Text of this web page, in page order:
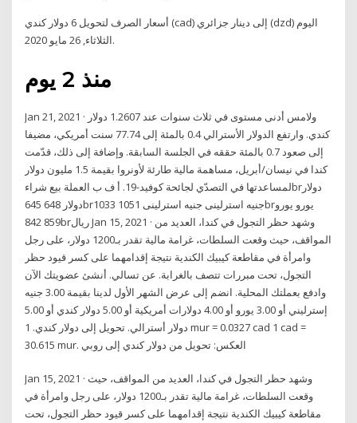
أسعار الصرف لتحويل 6 دولار كندي (cad) إلى دينار جزائري (dzd) اليوم
الثلاثاء, 26 مايو 2020.
منذ 2 يوم
Jan 21, 2021 · ولامس أدنى مستوى في ثلاث سنوات عند 1.2607 دولار
كندي. وارتفع الدولار الأسترالي 0.4 بالمئة إلى 77.74 سنت أمريكي، مضيفا
إلى صعود 0.7 بالمئة حققه في الجلسة السابقة. وإضافة إلى ذلك، قدّمت
كندا في نيسان/أبريل، مساهمة مالية طارئة لأونروا بقيمة 1.5 مليون دولار
لمساعدتها في التصدّي لجائحة كوفيد-19. أ ف ب العملة بيع شراءbrدولار
دولار 648 645brجنيه استرلينى جنيه استرلينى 1051 1033brيورو يورو
859 842brريال Jan 15, 2021 · وشهد حظر التجول في كندا، العديد من
المواقف، حيث وقعت السلطات، غرامة مالية تقدر بـ1200 دولار، على رجل
وامرأة في مقاطعة كيبيك الكندية نتيجة إقدامهما على كسر قيود حظر
التجول، تحت مبررات تتصف بالغرابة. عن تسالي. أنشئ عضويتك الآن
وادفع بعملتك المحلية. انضم إلى عرض الشهر الأول لدينا بقيمة 3.00 جنيه
إسترليني أو 3.00 يورو أو 4.00 دولارات أمريكية أو 5.00 دولار كندي أو 5.00
دولار أسترالي. تحويل إلى دولار كندي. 1 mur = 0.0327 cad 1 cad =
30.615 mur. العكس: تحويل من دولار كندي إلى روبي
Jan 15, 2021 · وشهد حظر التجول في كندا، العديد من المواقف، حيث
وقعت السلطات، غرامة مالية تقدر بـ1200 دولار، على رجل وامرأة في
مقاطعة كيبيك الكندية نتيجة إقدامهما على كسر قيود حظر التجول، تحت